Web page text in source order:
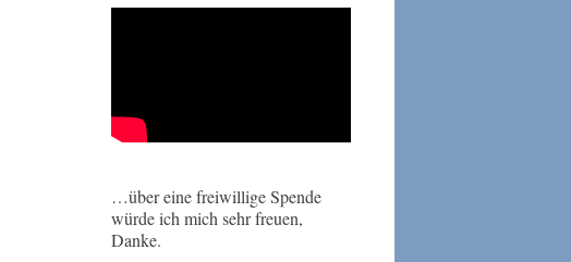
…über eine freiwillige Spende
würde ich mich sehr freuen,
Danke.